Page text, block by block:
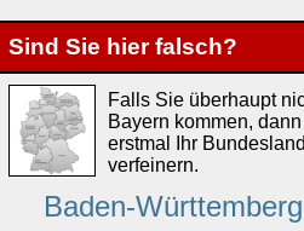
Sind Sie hier falsch?
Falls Sie überhaupt
Bayern kommen,
erstmal Ihr
verfeinern.
Baden-Württemberg